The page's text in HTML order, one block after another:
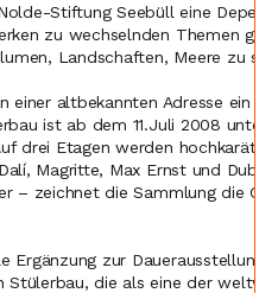
Stiftung Seebüll eine
zu wechselnden Themen
Landschaften, Meere zu
altbekannten Adresse
ist ab dem 11.Juli 2008
drei Etagen werden
Magritte, Max Ernst und
– zeichnet die Sammlung die
Ergänzung zur
Stülerbau, die als eine der